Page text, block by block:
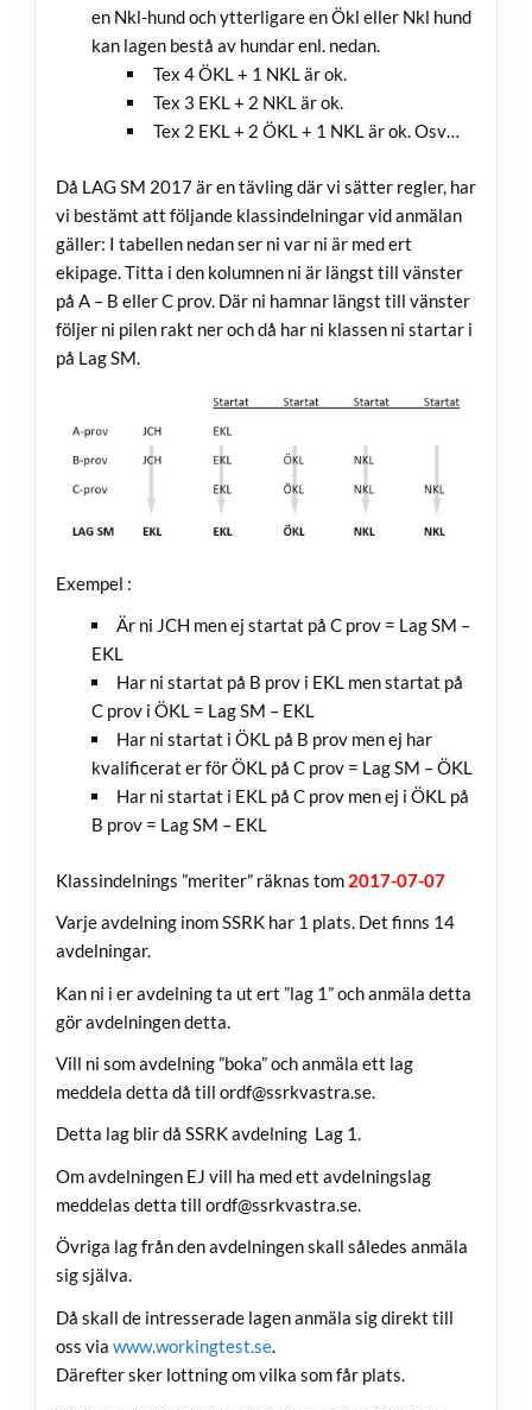
en Nkl-hund och ytterligare en Ökl eller Nkl hund
kan lagen bestå av hundar enl. nedan.
Tex 4 ÖKL + 1 NKL är ok.
Tex 3 EKL + 2 NKL är ok.
Tex 2 EKL + 2 ÖKL + 1 NKL är ok. Osv…
Då LAG SM 2017 är en tävling där vi sätter regler, har
vi bestämt att följande klassindelningar vid anmälan
gäller: I tabellen nedan ser ni var ni är med ert
ekipage. Titta i den kolumnen ni är längst till vänster
på A – B eller C prov. Där ni hamnar längst till vänster
följer ni pilen rakt ner och då har ni klassen ni startar i
på Lag SM.
Exempel :
Är ni JCH men ej startat på C prov = Lag SM –
EKL
Har ni startat på B prov i EKL men startat på
C prov i ÖKL = Lag SM – EKL
Har ni startat i ÖKL på B prov men ej har
kvalificerat er för ÖKL på C prov = Lag SM – ÖKL
Har ni startat i EKL på C prov men ej i ÖKL på
B prov = Lag SM – EKL
Klassindelnings ”meriter” räknas tom 2017-07-07
Varje avdelning inom SSRK har 1 plats. Det finns 14
avdelningar.
Kan ni i er avdelning ta ut ert ”lag 1” och anmäla detta
gör avdelningen detta.
Vill ni som avdelning ”boka” och anmäla ett lag
meddela detta då till ordf@ssrkvastra.se.
Detta lag blir då SSRK avdelning Lag 1.
Om avdelningen EJ vill ha med ett avdelningslag
meddelas detta till ordf@ssrkvastra.se.
Övriga lag från den avdelningen skall således anmäla
sig själva.
Då skall de intresserade lagen anmäla sig direkt till
oss via www.workingtest.se.
Därefter sker lottning om vilka som får plats.